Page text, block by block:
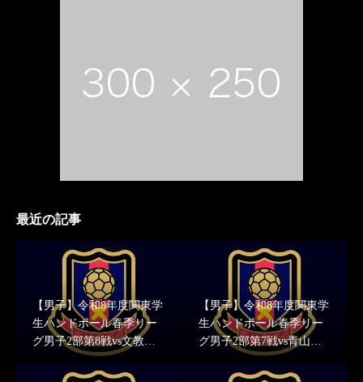
最近の記事
【男子】令和8年度関東学
生ハンドボール春季リー
グ男子2部第8戦vs文教大
学 結果報告
【男子】令和8年度関東学
生ハンドボール春季リー
グ男子2部第7戦vs青山学
院大学 結果報告